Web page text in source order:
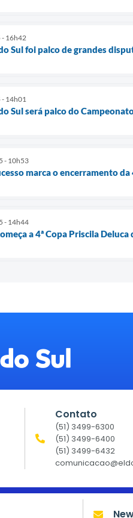
- 16h42
Sul foi palco de grandes
- 14h01
Sul será palco do
- 10h53
marca o encerramento
- 14h44
a 4ª Copa Priscila
Contato
(51) 3499-6300
(51) 3499-6400
(51) 3499-6432